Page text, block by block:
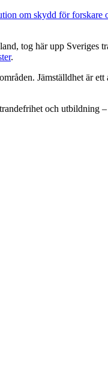
om skydd för forskare
tog här upp Sveriges
.
Jämställdhet är
och